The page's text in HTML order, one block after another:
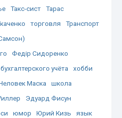
Такс-сист
Тарас
торговля
Транспорт
Федір Сидоренко
учёта
хобби
Маска
школа
Эдуард Фисун
юмор Юрий Кизь
язык